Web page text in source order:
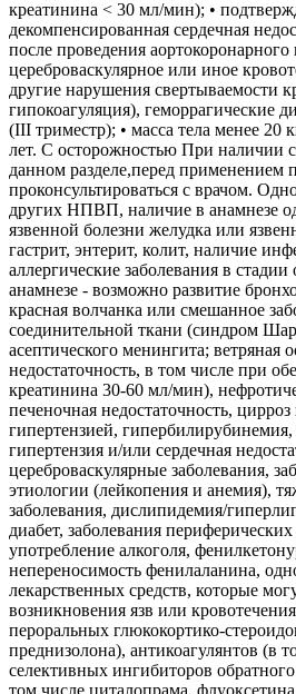
креатинина < 30 мл/мин); •
декомпенсированная сердечная
после проведения
цереброваскулярное или иное
другие нарушения свертываемости
гипокоагуляция), геморрагические
(III триместр); • масса тела менее 20
лет. С осторожностью При наличии
данном разделе,перед применением
проконсультироваться с врачом.
других НПВП, наличие в анамнезе
язвенной болезни желудка или
гастрит, энтерит, колит, наличие
аллергические заболевания в
анамнезе - возможно развитие
красная волчанка или смешанное
соединительной ткани (синдром
асептического менингита; ветряная
недостаточность, в том числе при
креатинина 30-60 мл/мин),
печеночная недостаточность,
гипертензией, гипербилирубинемия,
гипертензия и/или сердечная
цереброваскулярные заболевания,
этиологии (лейкопения и анемия),
заболевания, дислипидемия/
диабет, заболевания
употребление алкоголя,
непереносимость фенилаланина,
лекарственных средств, которые
возникновения язв или
пероральных глюкокортико-
преднизолона), антикоагулянтов (в
селективных ингибиторов